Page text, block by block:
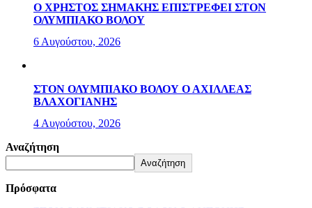
Ο ΧΡΗΣΤΟΣ ΣΗΜΑΚΗΣ ΕΠΙΣΤΡΕΦΕΙ ΣΤΟΝ
ΟΛΥΜΠΙΑΚΟ ΒΟΛΟΥ
6 Αυγούστου, 2026
ΣΤΟΝ ΟΛΥΜΠΙΑΚΟ ΒΟΛΟΥ Ο ΑΧΙΛΛΕΑΣ
ΒΛΑΧΟΓΙΑΝΗΣ
4 Αυγούστου, 2026
Αναζήτηση
Αναζήτηση
Πρόσφατα